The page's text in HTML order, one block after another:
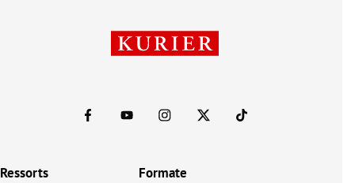
Ressorts Formate